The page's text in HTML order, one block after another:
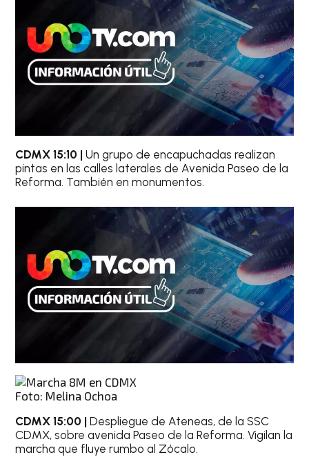
CDMX 15:10 | Un grupo de encapuchadas realizan
pintas en las calles laterales de Avenida Paseo de la
Reforma. También en monumentos.
Foto: Melina Ochoa
CDMX 15:00 | Despliegue de Ateneas, de la SSC
CDMX, sobre avenida Paseo de la Reforma. Vigilan la
marcha que fluye rumbo al Zócalo.